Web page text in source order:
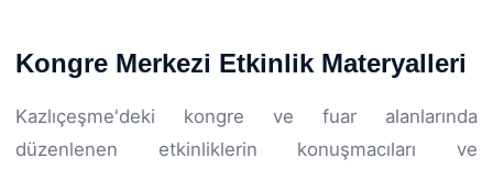
Kongre Merkezi Etkinlik Materyalleri
Kazlıçeşme'deki kongre ve fuar alanlarında
düzenlenen etkinliklerin konuşmacıları ve